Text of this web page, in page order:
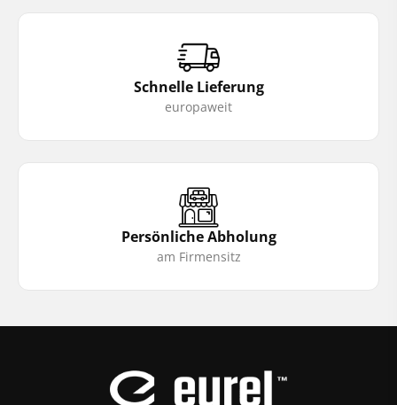
Schnelle Lieferung
europaweit
Persönliche Abholung
am Firmensitz